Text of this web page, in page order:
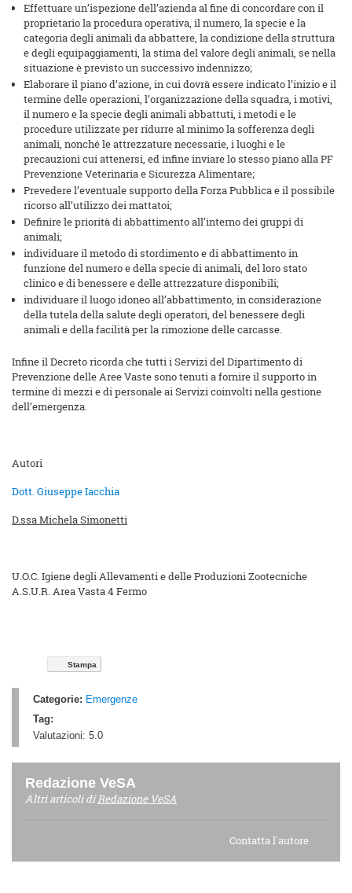
Effettuare un’ispezione dell’azienda al fine di concordare con il
proprietario la procedura operativa, il numero, la specie e la
categoria degli animali da abbattere, la condizione della struttura
e degli equipaggiamenti, la stima del valore degli animali, se nella
situazione è previsto un successivo indennizzo;
Elaborare il piano d’azione, in cui dovrà essere indicato l’inizio e il
termine delle operazioni, l’organizzazione della squadra, i motivi,
il numero e la specie degli animali abbattuti, i metodi e le
procedure utilizzate per ridurre al minimo la sofferenza degli
animali, nonché le attrezzature necessarie, i luoghi e le
precauzioni cui attenersi, ed infine inviare lo stesso piano alla PF
Prevenzione Veterinaria e Sicurezza Alimentare;
Prevedere l’eventuale supporto della Forza Pubblica e il possibile
ricorso all’utilizzo dei mattatoi;
Definire le priorità di abbattimento all’interno dei gruppi di
animali;
individuare il metodo di stordimento e di abbattimento in
funzione del numero e della specie di animali, del loro stato
clinico e di benessere e delle attrezzature disponibili;
individuare il luogo idoneo all’abbattimento, in considerazione
della tutela della salute degli operatori, del benessere degli
animali e della facilità per la rimozione delle carcasse.
Infine il Decreto ricorda che tutti i Servizi del Dipartimento di
Prevenzione delle Aree Vaste sono tenuti a fornire il supporto in
termine di mezzi e di personale ai Servizi coinvolti nella gestione
dell’emergenza.
Autori
Dott. Giuseppe Iacchia
D.ssa Michela Simonetti
U.O.C. Igiene degli Allevamenti e delle Produzioni Zootecniche
A.S.U.R. Area Vasta 4 Fermo
Stampa
Categorie: Emergenze
Tag:
Valutazioni: 5.0
Redazione VeSA
Altri articoli diRedazione VeSA
Contatta l'autore